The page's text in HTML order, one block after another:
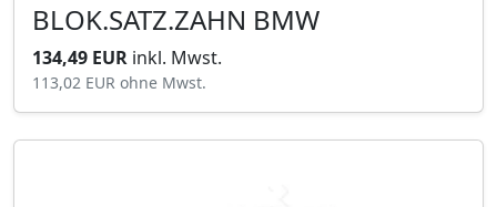
BLOK.SATZ.ZAHN BMW
134,49 EUR inkl. Mwst.
113,02 EUR ohne Mwst.